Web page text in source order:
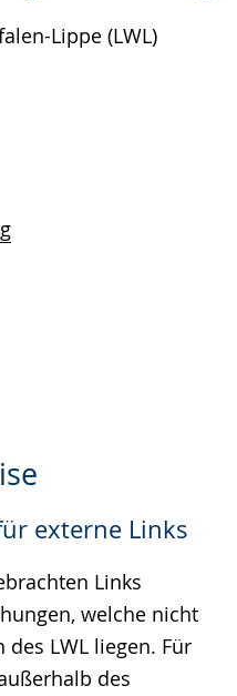
Lippe (LWL)
externe Links
Links
welche nicht
LWL liegen. Für
des